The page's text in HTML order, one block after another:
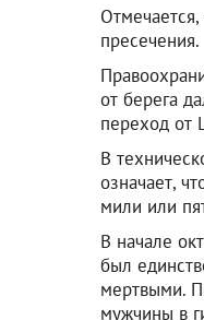
пресечения.
от берега
переход от
В
означает,
мили или
В начале
был
мертвыми.
мужчины в